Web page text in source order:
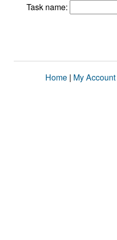
Task name:
Home | My Account